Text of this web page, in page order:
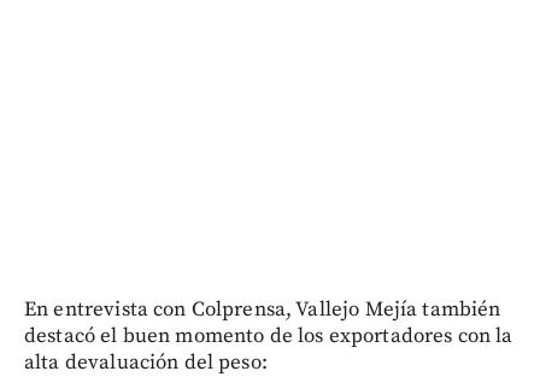
En entrevista con Colprensa, Vallejo Mejía también
destacó el buen momento de los exportadores con la
alta devaluación del peso: